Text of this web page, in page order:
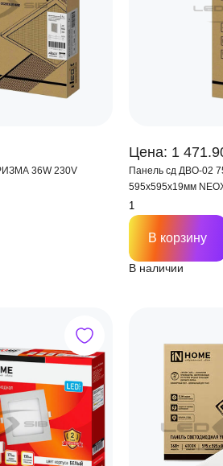
36W 230V
Цена: 1
Панель сд ДВО-02
595х595х19мм
В наличии
В корзину